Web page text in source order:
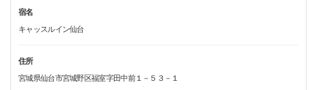
宿名
キャッスルイン仙台
住所
宮城県仙台市宮城野区福室字田中前１－５３－１